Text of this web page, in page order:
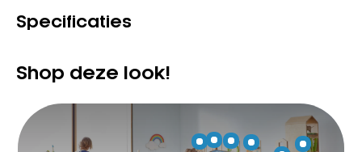
Specificaties
Shop deze look!